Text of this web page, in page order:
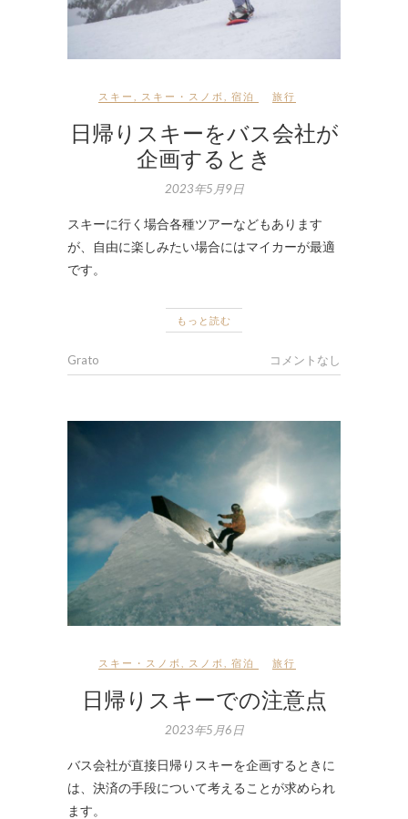
スキー スキー・スノボ 宿泊 旅行
日帰りスキーをバス会社が
企画するとき
2023年5月9日
スキーに行く場合各種ツアーなどもあります
が、自由に楽しみたい場合にはマイカーが最適
です。
もっと読む
Grato コメントなし
スキー・スノボ スノボ 宿泊 旅行
日帰りスキーでの注意点
2023年5月6日
バス会社が直接日帰りスキーを企画するときに
は、決済の手段について考えることが求められ
ます。